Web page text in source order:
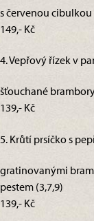
s červenou cibulkou
149,- Kč
4. Vepřový řízek v
šťouchané
139,- Kč
5. Krůtí prsíčko s
gratinovanými
pestem (3,7,9)
139,- Kč